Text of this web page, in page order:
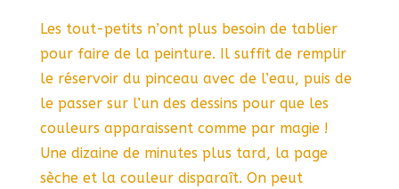
Les tout-petits n’ont plus besoin de tablier
pour faire de la peinture. Il suffit de remplir
le réservoir du pinceau avec de l’eau, puis de
le passer sur l’un des dessins pour que les
couleurs apparaissent comme par magie !
Une dizaine de minutes plus tard, la page
sèche et la couleur disparaît. On peut